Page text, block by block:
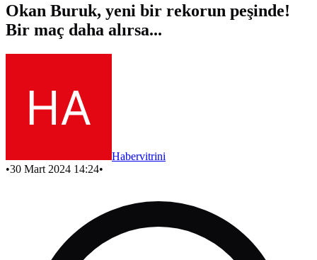
Okan Buruk, yeni bir rekorun peşinde!
Bir maç daha alırsa...
Habervitrini
•30 Mart 2024 14:24•